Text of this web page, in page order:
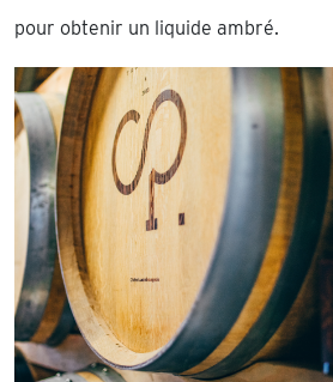
pour obtenir un liquide ambré.